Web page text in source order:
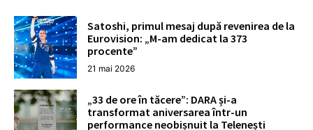
Satoshi, primul mesaj după revenirea de la
Eurovision: „M-am dedicat la 373
procente”
21 mai 2026
„33 de ore în tăcere”: DARA și-a
transformat aniversarea într-un
performance neobișnuit la Telenești